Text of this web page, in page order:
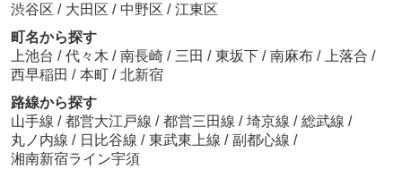
渋谷区 / 大田区 / 中野区 / 江東区
町名から探す
上池台 / 代々木 / 南長崎 / 三田 / 東坂下 / 南麻布 / 上落合 /
西早稲田 / 本町 / 北新宿
路線から探す
山手線 / 都営大江戸線 / 都営三田線 / 埼京線 / 総武線 /
丸ノ内線 / 日比谷線 / 東武東上線 / 副都心線 /
湘南新宿ライン宇須